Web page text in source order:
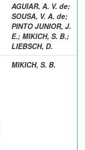
AGUIAR, A. V. de;
SOUSA, V. A. de;
PINTO JUNIOR, J.
E.; MIKICH, S. B.;
LIEBSCH, D.
MIKICH, S. B.